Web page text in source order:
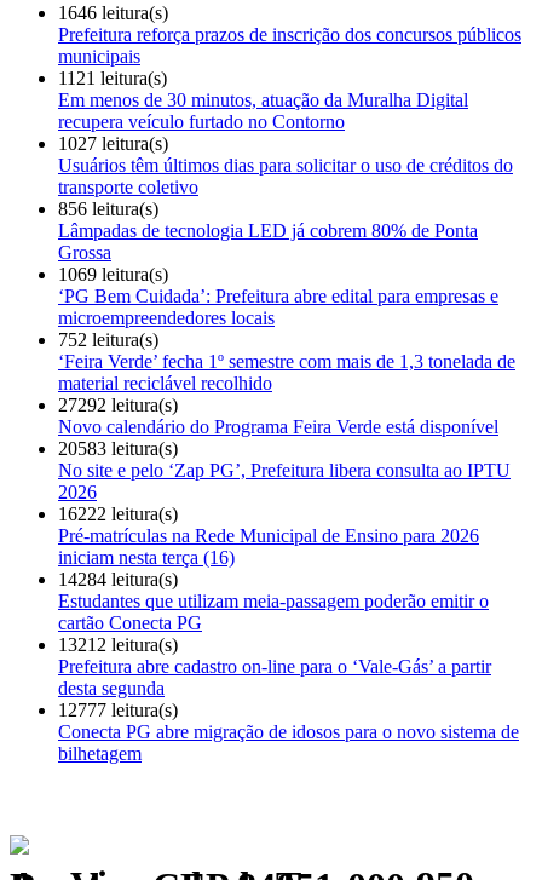
1646 leitura(s)
Prefeitura reforça prazos de inscrição dos concursos públicos
municipais
1121 leitura(s)
Em menos de 30 minutos, atuação da Muralha Digital
recupera veículo furtado no Contorno
1027 leitura(s)
Usuários têm últimos dias para solicitar o uso de créditos do
transporte coletivo
856 leitura(s)
Lâmpadas de tecnologia LED já cobrem 80% de Ponta
Grossa
1069 leitura(s)
‘PG Bem Cuidada’: Prefeitura abre edital para empresas e
microempreendedores locais
752 leitura(s)
‘Feira Verde’ fecha 1º semestre com mais de 1,3 tonelada de
material reciclável recolhido
27292 leitura(s)
Novo calendário do Programa Feira Verde está disponível
20583 leitura(s)
No site e pelo ‘Zap PG’, Prefeitura libera consulta ao IPTU
2026
16222 leitura(s)
Pré-matrículas na Rede Municipal de Ensino para 2026
iniciam nesta terça (16)
14284 leitura(s)
Estudantes que utilizam meia-passagem poderão emitir o
cartão Conecta PG
13212 leitura(s)
Prefeitura abre cadastro on-line para o ‘Vale-Gás’ a partir
desta segunda
12777 leitura(s)
Conecta PG abre migração de idosos para o novo sistema de
bilhetagem